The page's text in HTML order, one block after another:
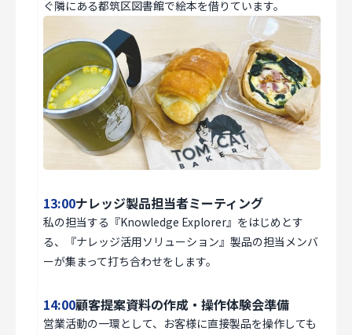
ぐ隣にある都筑区図書館で絵本を借りています。
13:00ナレッジ製品担当者ミーティング
私の担当する『Knowledge Explorer』をはじめとす
る、『ナレッジ活用ソリューション』製品の担当メンバ
ーが集まって打ち合わせをします。
14:00顧客提案資料の作成・操作体験会準備
営業活動の一環として、お客様に直接製品を操作しても